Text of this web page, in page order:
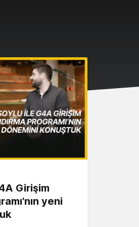
Girişim
yeni